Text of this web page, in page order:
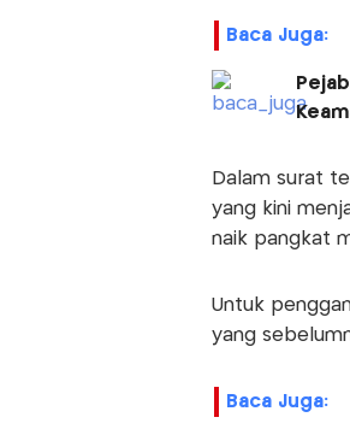
Baca Juga:
Dalam surat
yang kini
naik pangkat
Untuk
yang
Baca Juga: